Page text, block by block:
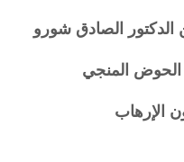
الدكتور الصادق شورو
الحوض المنجي
الإرهاب